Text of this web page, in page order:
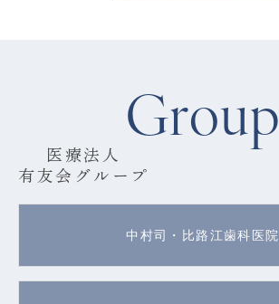
Group
医療法人
有友会グループ
中村司・比路江歯科医院